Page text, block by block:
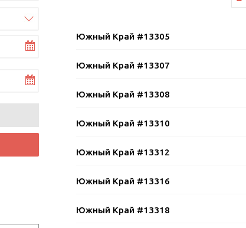
Южный Край #13305
Южный Край #13307
Южный Край #13308
Южный Край #13310
Южный Край #13312
Южный Край #13316
Южный Край #13318